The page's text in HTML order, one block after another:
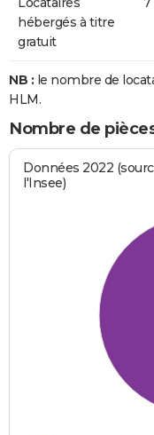
hébergés à titre
gratuit
NB : le nombre de
HLM.
Nombre de
Données 2022
l'Insee)